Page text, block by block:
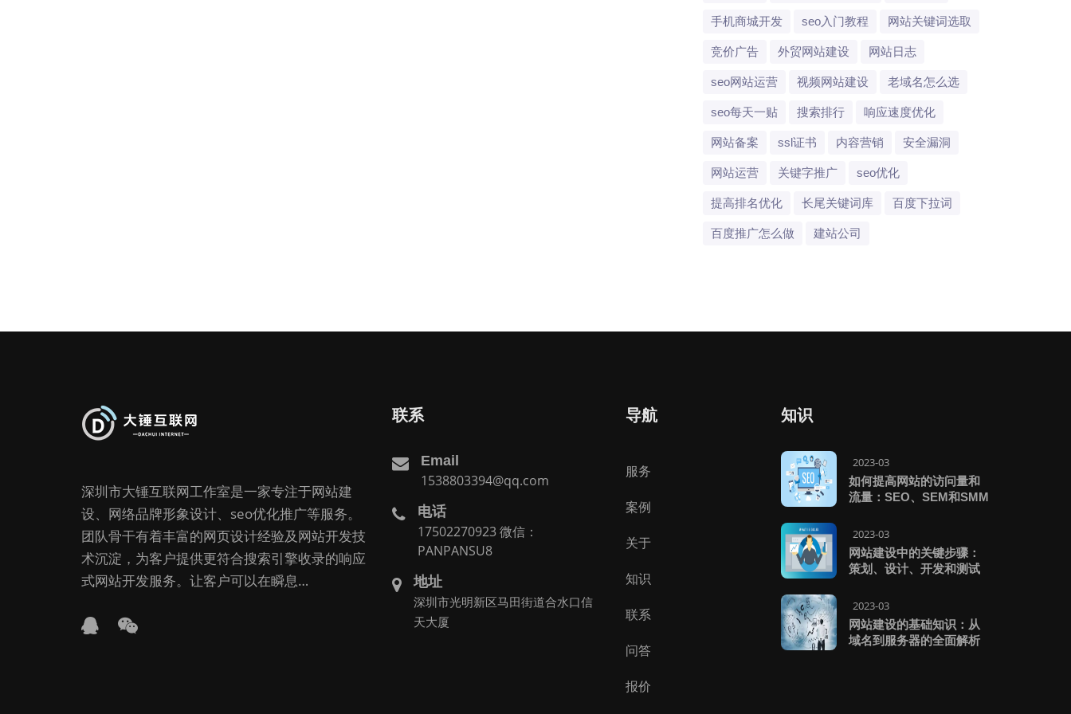
手机商城开发 seo入门教程 网站关键词选取
竞价广告 外贸网站建设 网站日志
seo网站运营 视频网站建设 老域名怎么选
seo每天一贴 搜索排行 响应速度优化
网站备案 ssl证书 内容营销 安全漏洞
网站运营 关键字推广 seo优化
提高排名优化 长尾关键词库 百度下拉词
百度推广怎么做 建站公司
深圳市大锤互联网工作室是一家专注于网站建
设、网络品牌形象设计、seo优化推广等服务。
团队骨干有着丰富的网页设计经验及网站开发技
术沉淀，为客户提供更符合搜索引擎收录的响应
式网站开发服务。让客户可以在瞬息…
联系
Email
1538803394@qq.com
电话
17502270923 微信：
PANPANSU8
地址
深圳市光明新区马田街道合水口信
天大厦
导航
服务
案例
关于
知识
联系
问答
报价
知识
2023-03
如何提高网站的访问量和
流量：SEO、SEM和SMM
2023-03
网站建设中的关键步骤：
策划、设计、开发和测试
2023-03
网站建设的基础知识：从
域名到服务器的全面解析